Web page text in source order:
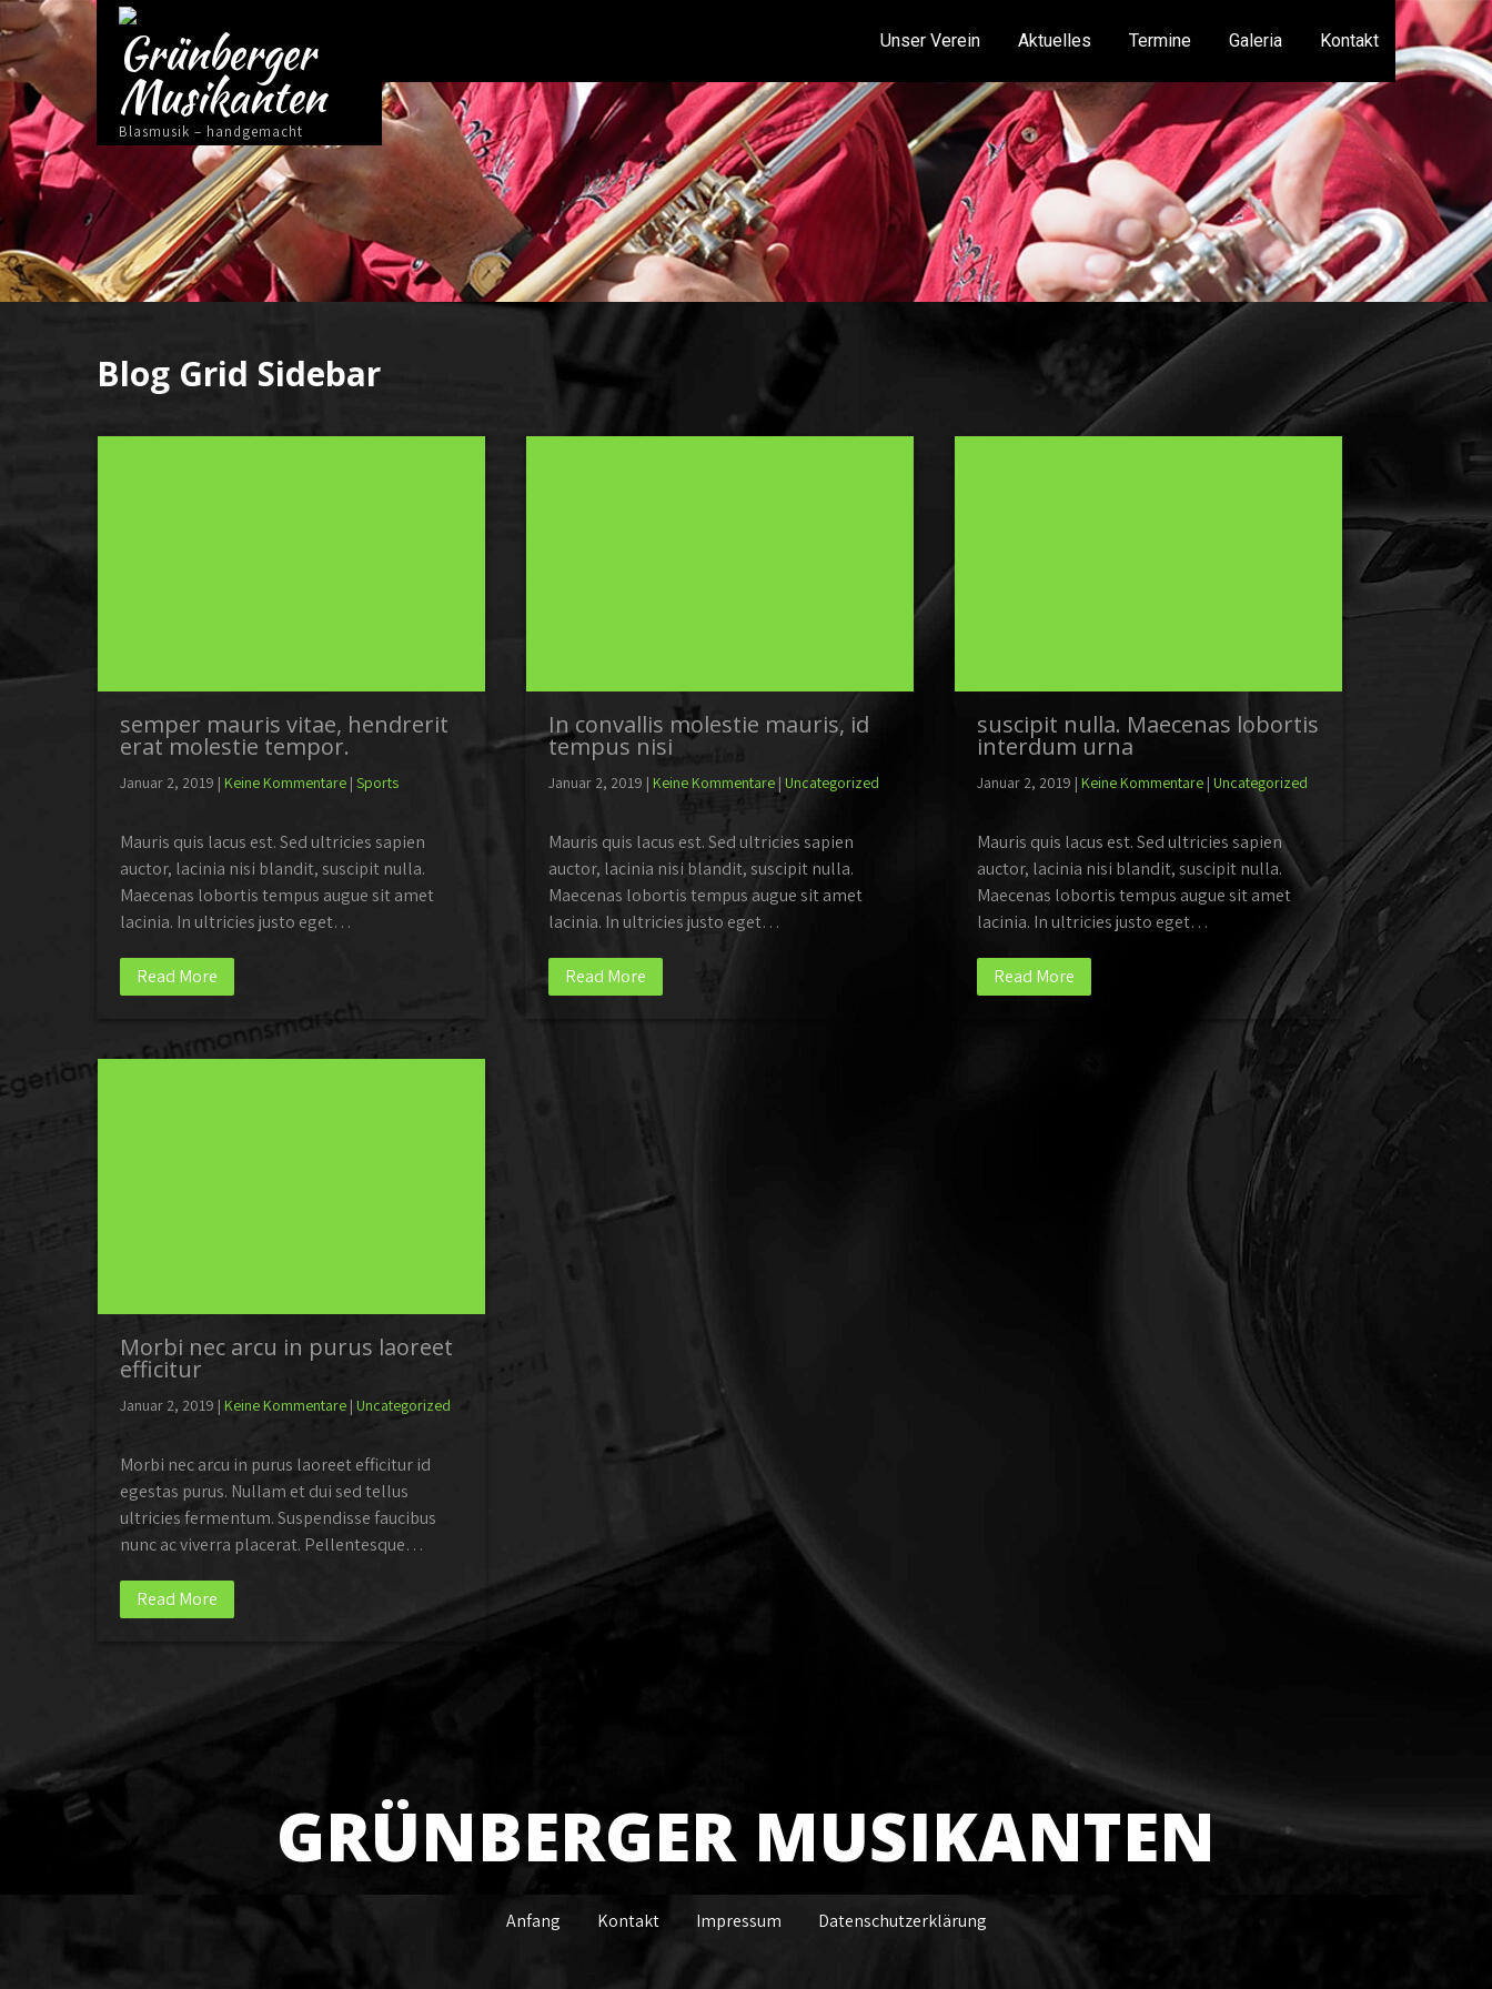
Grünberger
Musikanten
Blasmusik – handgemacht
Unser Verein Aktuelles Termine Galeria Kontakt
Blog Grid Sidebar
semper mauris vitae, hendrerit
erat molestie tempor.
Januar 2, 2019 | Keine Kommentare | Sports
Mauris quis lacus est. Sed ultricies sapien
auctor, lacinia nisi blandit, suscipit nulla.
Maecenas lobortis tempus augue sit amet
lacinia. In ultricies justo eget…
Read More
In convallis molestie mauris, id
tempus nisi
Januar 2, 2019 | Keine Kommentare |Uncategorized
Mauris quis lacus est. Sed ultricies sapien
auctor, lacinia nisi blandit, suscipit nulla.
Maecenas lobortis tempus augue sit amet
lacinia. In ultricies justo eget…
Read More
suscipit nulla. Maecenas lobortis
interdum urna
Januar 2, 2019 |Keine Kommentare |Uncategorized
Mauris quis lacus est. Sed ultricies sapien
auctor, lacinia nisi blandit, suscipit nulla.
Maecenas lobortis tempus augue sit amet
lacinia. In ultricies justo eget…
Read More
Morbi nec arcu in purus laoreet
efficitur
Januar 2, 2019 | Keine Kommentare | Uncategorized
Morbi nec arcu in purus laoreet efficitur id
egestas purus. Nullam et dui sed tellus
ultricies fermentum. Suspendisse faucibus
nunc ac viverra placerat. Pellentesque…
Read More
GRÜNBERGER MUSIKANTEN
Anfang Kontakt Impressum Datenschutzerklärung